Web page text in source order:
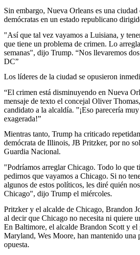
Sin embargo, Nueva Orleans es una
demócratas en un estado republicano
"Así que tal vez vayamos a Luisiana, y
que tiene un problema de crimen. Lo
semanas", dijo Trump. “Nos llevaremos
DC”
Los líderes de la ciudad se opusieron
“El crimen está disminuyendo en Nueva
mensaje de texto el concejal Oliver
candidato a la alcaldía. ”¡Eso parecería
exagerada!”
Mientras tanto, Trump ha criticado
demócrata de Illinois, JB Pritzker, por no
Guardia Nacional.
"Podríamos arreglar Chicago. Todo lo que
pedirnos que vayamos a Chicago. Si no
algunos de estos políticos, les diré quién
Chicago", dijo Trump el miércoles.
Pritzker y el alcalde de Chicago, Brandon
al decir que Chicago no necesita ni quiere
En Baltimore, el alcalde Brandon Scott y el
Maryland, Wes Moore, han mantenido una
opuesta.